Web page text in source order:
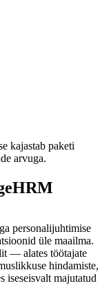
kajastab paketi
arvuga.
personalijuhtimise
üle maailma.
— alates töötajate
hindamiste,
iseseisvalt majutatud